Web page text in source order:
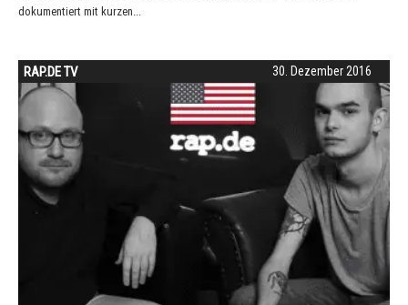
dokumentiert mit kurzen...
30. Dezember 2016
RAP.DE TV